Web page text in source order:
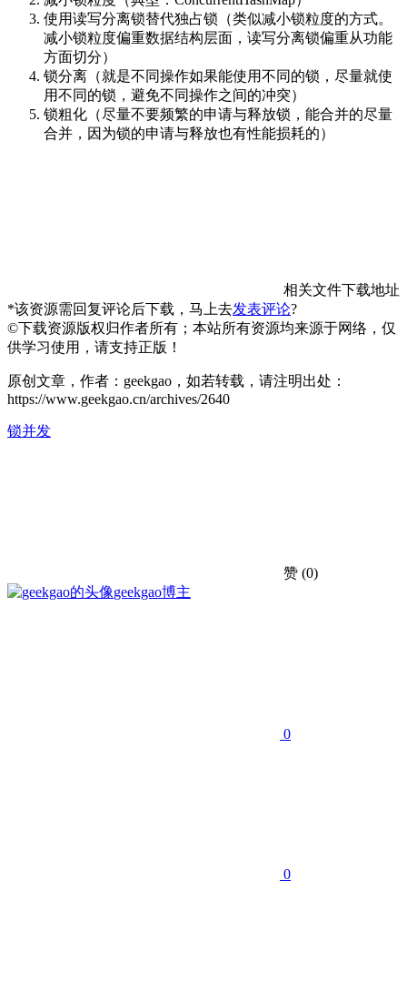
使用读写分离锁替代独占锁（类似减小锁粒度的方式。
减小锁粒度偏重数据结构层面，读写分离锁偏重从功能
方面切分）
锁分离（就是不同操作如果能使用不同的锁，尽量就使
用不同的锁，避免不同操作之间的冲突）
锁粗化（尽量不要频繁的申请与释放锁，能合并的尽量
合并，因为锁的申请与释放也有性能损耗的）
相关文件下载地址
*该资源需回复评论后下载，马上去发表评论?
©下载资源版权归作者所有；本站所有资源均来源于网络，仅
供学习使用，请支持正版！
原创文章，作者：geekgao，如若转载，请注明出处：
https://www.geekgao.cn/archives/2640
锁并发
赞 (0)
geekgao博主
0
0